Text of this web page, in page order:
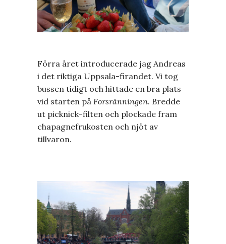
Förra året introducerade jag Andreas
i det riktiga Uppsala-firandet. Vi tog
bussen tidigt och hittade en bra plats
vid starten på Forsränningen. Bredde
ut picknick-filten och plockade fram
chapagnefrukosten och njöt av
tillvaron.